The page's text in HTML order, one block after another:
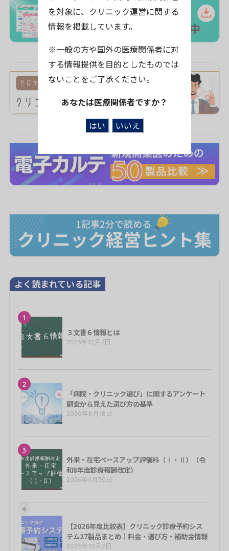
よく読まれている記事
1
３文書６情報とは
2023年12月7日
2
「病院・クリニック選び」に関するアンケート
調査から見えた選び方の基準
2020年8月18日
3
外来・在宅ベースアップ評価料（Ⅰ・Ⅱ）（令
和8年度診療報酬改定）
2026年4月30日
4
【2026年度比較表】クリニック診療予約シス
テム27製品まとめ｜料金・選び方・補助金情報
2025年10月2日
を対象に、クリニック運営に関する
情報を掲載しています。
※一般の方や国外の医療関係者に対
する情報提供を目的としたものでは
ないことをご了承ください。
あなたは医療関係者ですか？